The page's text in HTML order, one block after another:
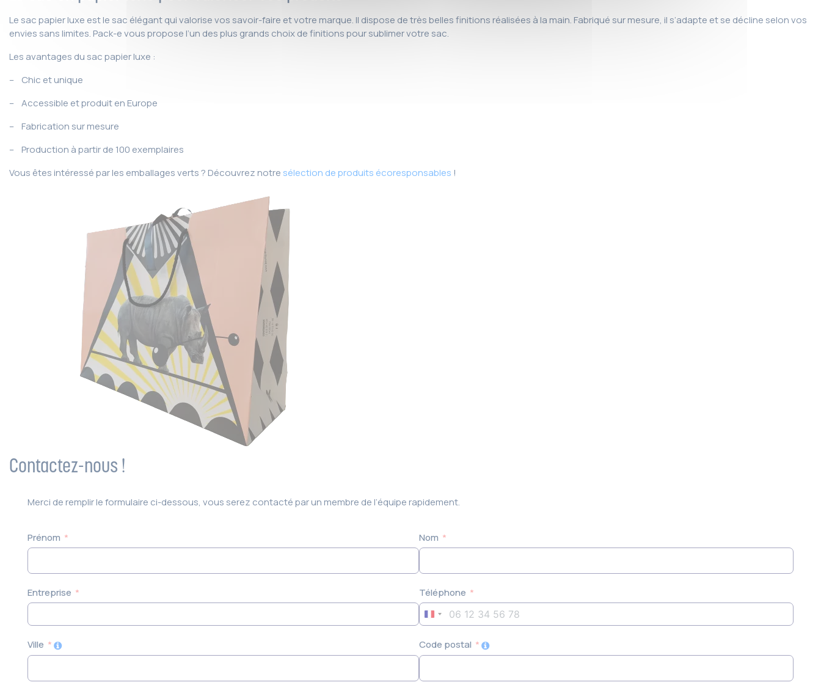
Le sac papier luxe est le sac élégant qui valorise vos savoir-faire et votre marque. Il dispose de très belles finitions réalisées à la main. Fabriqué sur mesure, il s’adapte et se décline selon vos
envies sans limites. Pack-e vous propose l’un des plus grands choix de finitions pour sublimer votre sac.
Les avantages du sac papier luxe :
– Chic et unique
– Accessible et produit en Europe
– Fabrication sur mesure
– Production à partir de 100 exemplaires
Vous êtes intéressé par les emballages verts ? Découvrez notre sélection de produits écoresponsables !
Contactez-nous !
Merci de remplir le formulaire ci-dessous, vous serez contacté par un membre de l’équipe rapidement.
Prénom
Entreprise
Ville
Nom
Téléphone
France
Code postal